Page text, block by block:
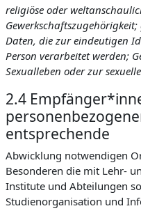
religiöse oder
Daten, die zur eindeutigen
Person verarbeitet werden;
Sexualleben oder zur
2.4
entsprechende
Abwicklung notwendigen
Besonderen die mit Lehr-
Institute und Abteilungen
Studienorganisation und